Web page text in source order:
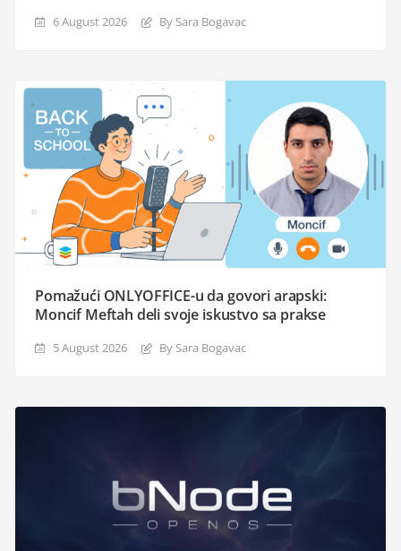
6 August 2026 By Sara Bogavac
Pomažući ONLYOFFICE-u da govori arapski:
Moncif Meftah deli svoje iskustvo sa prakse
5 August 2026 By Sara Bogavac